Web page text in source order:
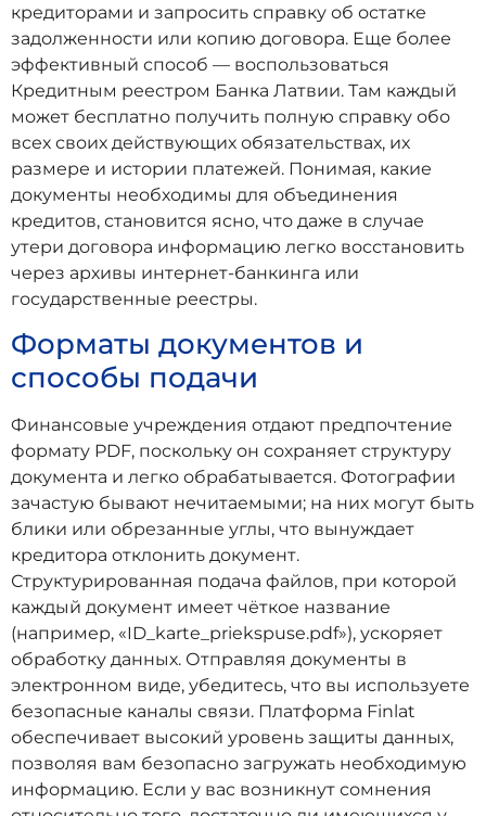
кредиторами и запросить справку об остатке
задолженности или копию договора. Еще более
эффективный способ — воспользоваться
Кредитным реестром Банка Латвии. Там каждый
может бесплатно получить полную справку обо
всех своих действующих обязательствах, их
размере и истории платежей. Понимая, какие
документы необходимы для объединения
кредитов, становится ясно, что даже в случае
утери договора информацию легко восстановить
через архивы интернет-банкинга или
государственные реестры.
Форматы документов и
способы подачи
Финансовые учреждения отдают предпочтение
формату PDF, поскольку он сохраняет структуру
документа и легко обрабатывается. Фотографии
зачастую бывают нечитаемыми; на них могут быть
блики или обрезанные углы, что вынуждает
кредитора отклонить документ.
Структурированная подача файлов, при которой
каждый документ имеет чёткое название
(например, «ID_karte_priekspuse.pdf»), ускоряет
обработку данных. Отправляя документы в
электронном виде, убедитесь, что вы используете
безопасные каналы связи. Платформа Finlat
обеспечивает высокий уровень защиты данных,
позволяя вам безопасно загружать необходимую
информацию. Если у вас возникнут сомнения